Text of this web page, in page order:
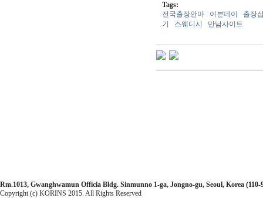
Tags:
전국출장안마
이븐데이
출장
기
스웨디시 만남사이트
Rm.1013, Gwanghwamun Officia Bldg. Sinmunno 1-ga, Jongno-gu, Seoul, Korea (110-
Copyright (c) KORINS 2015. All Rights Reserved